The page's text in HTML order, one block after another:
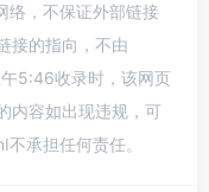
络，不保证外部链接
接的指向，不由
5:46收录时，该网页
内容如出现违规，可
承担任何责任。